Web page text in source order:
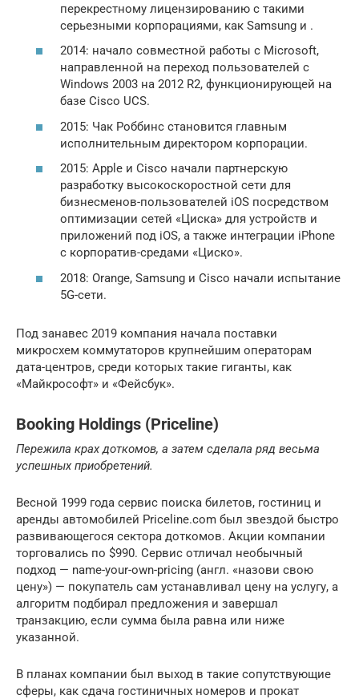
перекрестному лицензированию с такими
серьезными корпорациями, как Samsung и .
2014: начало совместной работы с Microsoft,
направленной на переход пользователей с
Windows 2003 на 2012 R2, функционирующей на
базе Cisco UCS.
2015: Чак Роббинс становится главным
исполнительным директором корпорации.
2015: Apple и Cisco начали партнерскую
разработку высокоскоростной сети для
бизнесменов-пользователей iOS посредством
оптимизации сетей «Циска» для устройств и
приложений под iOS, а также интеграции iPhone
с корпоратив-средами «Циско».
2018: Orange, Samsung и Cisco начали испытание
5G-сети.
Под занавес 2019 компания начала поставки
микросхем коммутаторов крупнейшим операторам
дата-центров, среди которых такие гиганты, как
«Майкрософт» и «Фейсбук».
Booking Holdings (Priceline)
Пережила крах доткомов, а затем сделала ряд весьма
успешных приобретений.
Весной 1999 года сервис поиска билетов, гостиниц и
аренды автомобилей Priceline.com был звездой быстро
развивающегося сектора доткомов. Акции компании
торговались по $990. Сервис отличал необычный
подход — name-your-own-pricing (англ. «назови свою
цену») — покупатель сам устанавливал цену на услугу, а
алгоритм подбирал предложения и завершал
транзакцию, если сумма была равна или ниже
указанной.
В планах компании был выход в такие сопутствующие
сферы, как сдача гостиничных номеров и прокат